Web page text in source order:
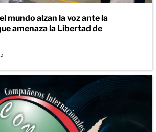
mundo alzan la voz ante la
amenaza la Libertad de